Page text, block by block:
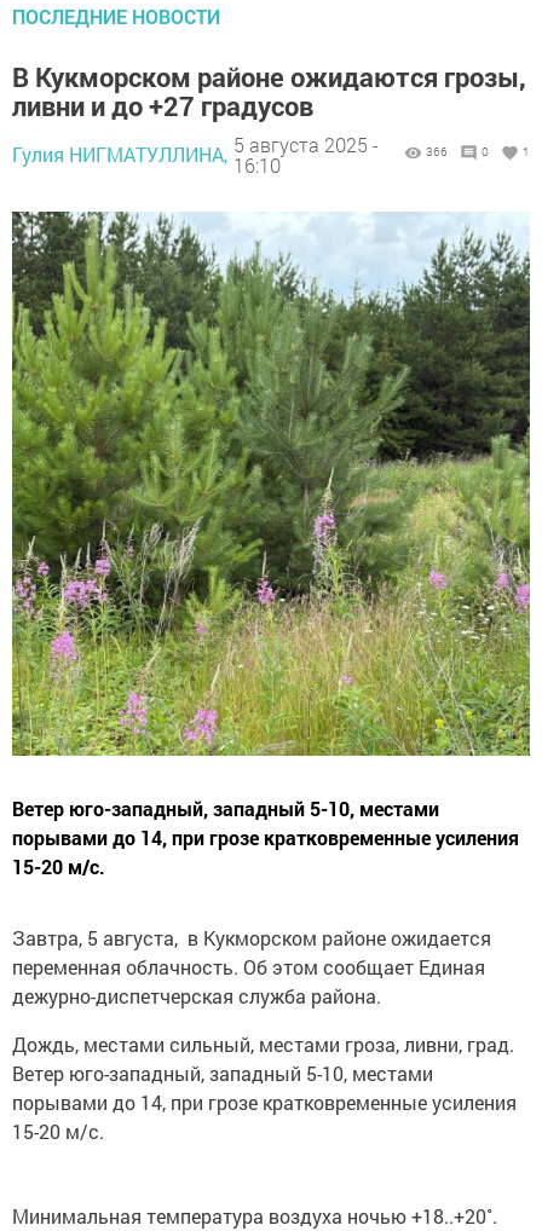
ПОСЛЕДНИЕ НОВОСТИ
В Кукморском районе ожидаются грозы,
ливни и до +27 градусов
Гулия НИГМАТУЛЛИНА, 5 августа 2025 -
16:10
366 0 1
Ветер юго-западный, западный 5-10, местами
порывами до 14, при грозе кратковременные усиления
15-20 м/с.
Завтра, 5 августа, в Кукморском районе ожидается
переменная облачность. Об этом сообщает Единая
дежурно-диспетчерская служба района.
Дождь, местами сильный, местами гроза, ливни, град.
Ветер юго-западный, западный 5-10, местами
порывами до 14, при грозе кратковременные усиления
15-20 м/с.
Минимальная температура воздуха ночью +18..+20˚.